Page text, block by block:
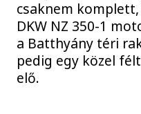
csaknem
DKW NZ 350-1
a Batthyány téri
pedig egy közel
elő.